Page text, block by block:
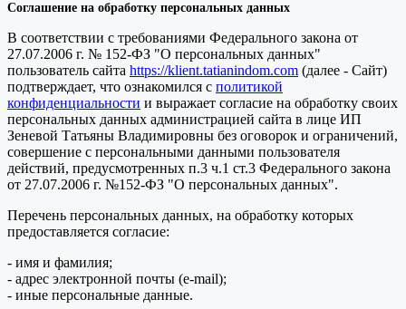
Соглашение на обработку персональных данных
В соответствии с требованиями Федерального закона от
27.07.2006 г. № 152-ФЗ "О персональных данных"
пользователь сайта https://klient.tatianindom.com (далее - Сайт)
подтверждает, что ознакомился с политикой
конфиденциальности и выражает согласие на обработку своих
персональных данных администрацией сайта в лице ИП
Зеневой Татьяны Владимировны без оговорок и ограничений,
совершение с персональными данными пользователя
действий, предусмотренных п.3 ч.1 ст.3 Федерального закона
от 27.07.2006 г. №152-ФЗ "О персональных данных".
Перечень персональных данных, на обработку которых
предоставляется согласие:
- имя и фамилия;
- адрес электронной почты (e-mail);
- иные персональные данные.